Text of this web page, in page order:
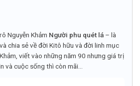
Nguyễn Khảm Người phu quét lá – là
chia sẻ về đời Kitô hữu và đời linh mục
viết vào những năm 90 nhưng giá trị
và cuộc sống thì còn mãi...